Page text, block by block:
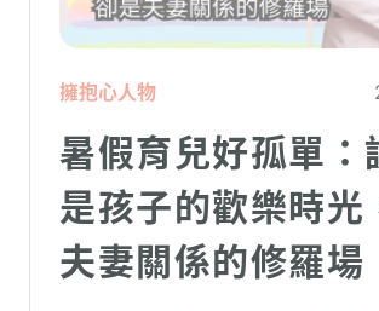
擁抱心人物
暑假育兒好孤單：
是孩子的歡樂時光
夫妻關係的修羅場